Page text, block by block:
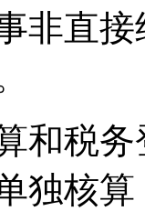
非直
税务
独核